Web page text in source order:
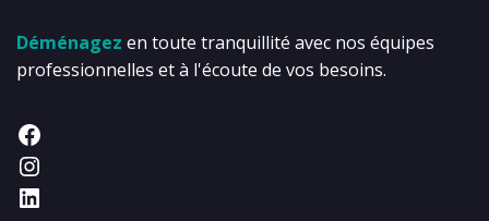
Déménagez en toute tranquillité avec nos équipes
professionnelles et à l'écoute de vos besoins.